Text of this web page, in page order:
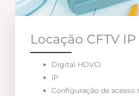
Locação CFTV IP
Digital HDVCI
IP
Configuração de acesso